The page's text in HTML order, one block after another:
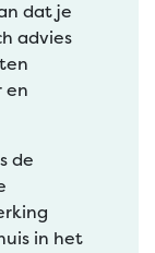
dat je
advies
en
de
in het